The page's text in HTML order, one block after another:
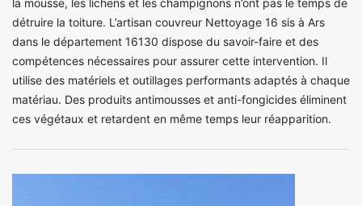
la mousse, les lichens et les champignons n’ont pas le temps de
détruire la toiture. L’artisan couvreur Nettoyage 16 sis à Ars
dans le département 16130 dispose du savoir-faire et des
compétences nécessaires pour assurer cette intervention. Il
utilise des matériels et outillages performants adaptés à chaque
matériau. Des produits antimousses et anti-fongicides éliminent
ces végétaux et retardent en même temps leur réapparition.